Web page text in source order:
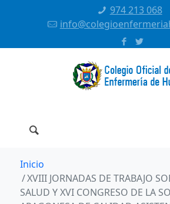
974 213 068
Inicio
XVIII JORNADAS DE TRABAJO
SALUD Y XVI CONGRESO DE LA